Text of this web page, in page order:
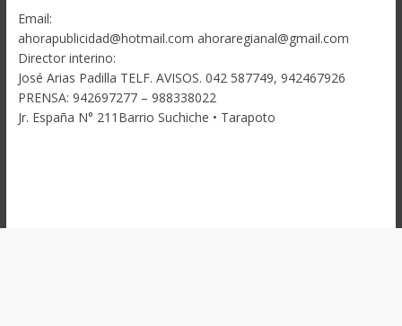
Email:
ahorapublicidad@hotmail.com ahoraregianal@gmail.com
Director interino:
José Arias Padilla TELF. AVISOS. 042 587749, 942467926
PRENSA: 942697277 – 988338022
Jr. España N° 211Barrio Suchiche • Tarapoto